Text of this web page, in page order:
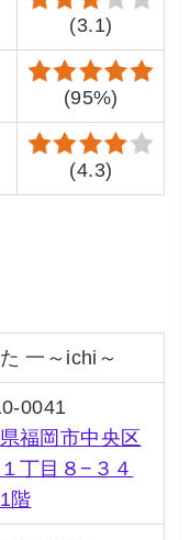
(3.1)
(95%)
(4.3)
一～ichi～
0041
福岡市中央区
丁目８−３４
階